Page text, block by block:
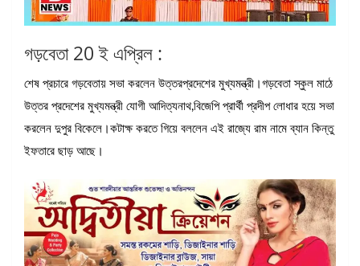
গড়বেতা 20 ই এপ্রিল :
শেষ প্রচারে গড়বেতায় সভা করলেন উত্তরপ্রদেশের মুখ্যমন্ত্রী।গড়বেতা স্কুল মাঠে
উত্তর প্রদেশের মুখ্যমন্ত্রী যোগী আদিত্যনাথ,বিজেপি প্রার্থী প্রদীপ লোধার হয়ে সভা
করলেন দুপুর বিকেলে।কটাক্ষ করতে গিয়ে বললেন এই রাজ্যে রাম নামে ব্যান কিন্তু
ইফতারে ছাড় আছে।